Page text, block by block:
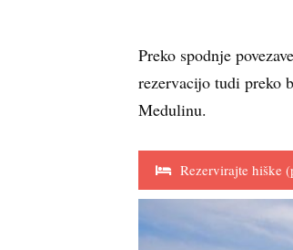
Preko spodnje
rezervacijo tudi preko
Medulinu.
Rezervirajte hiške